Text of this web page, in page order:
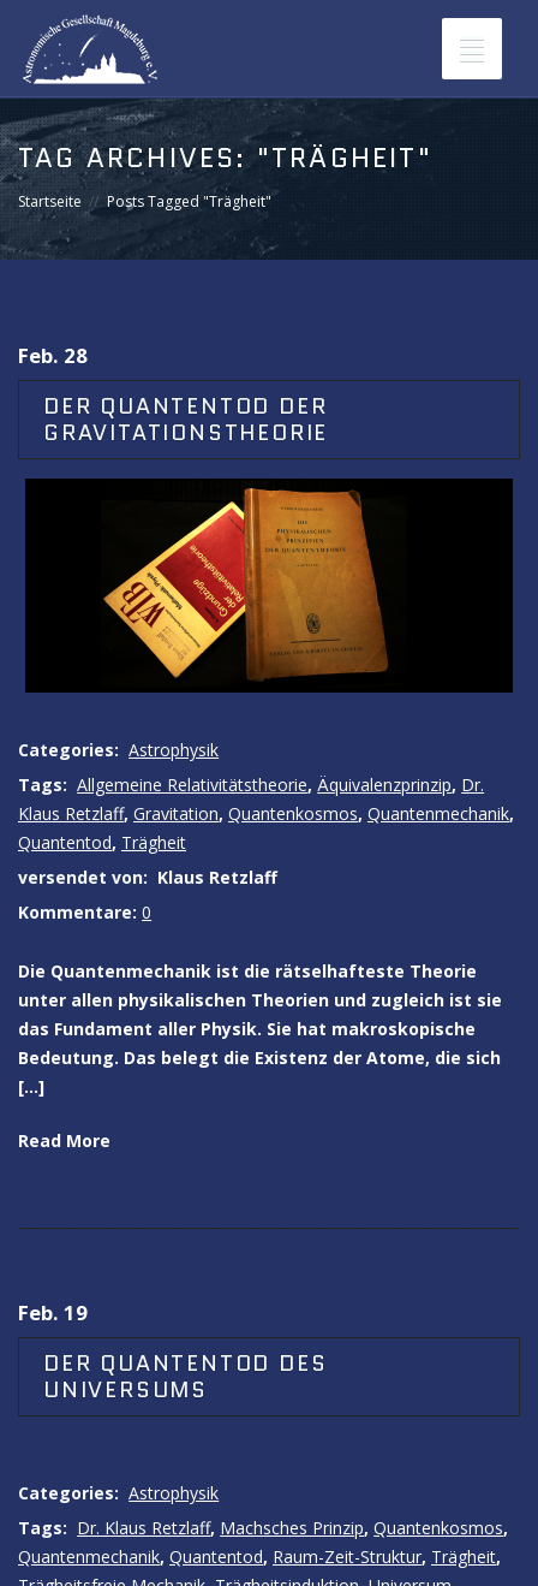
Toggle
TAG ARCHIVES: "TRÄGHEIT"
Startseite Posts Tagged "Trägheit"
Feb. 28
DER QUANTENTOD DER
GRAVITATIONSTHEORIE
Categories: Astrophysik
Tags: Allgemeine Relativitätstheorie,Äquivalenzprinzip, Dr.
Klaus Retzlaff, Gravitation, Quantenkosmos, Quantenmechanik,
Quantentod, Trägheit
versendet von: Klaus Retzlaff
Kommentare: 0
Die Quantenmechanik ist die rätselhafteste Theorie
unter allen physikalischen Theorien und zugleich ist sie
das Fundament aller Physik. Sie hat makroskopische
Bedeutung. Das belegt die Existenz der Atome, die sich
[…]
Read More
Feb. 19
DER QUANTENTOD DES
UNIVERSUMS
Categories: Astrophysik
Tags: Dr. Klaus Retzlaff, Machsches Prinzip,Quantenkosmos,
Quantenmechanik, Quantentod, Raum-Zeit-Struktur, Trägheit,